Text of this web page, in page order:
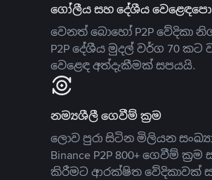
ගෝලීය සහ දේශීය
වෙනත් බොහෝ P2P වේදිකා
P2P දේශීය මුදල් වර්ග 70
වෙළෙඳ අත්දැකීමක් සපයයි.
නම්‍යශීලී ගෙවීම් ක්‍රම
ලොව පුරා සිටින මිලියන
Binance P2P 800+ ගෙවීම්
කිරීමට ආරක්ෂිත වේදිකාවක්